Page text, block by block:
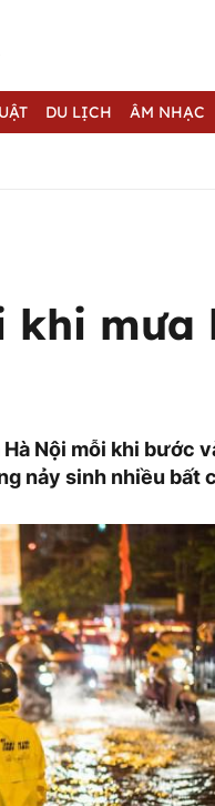
DU LỊCH ÂM NHẠC
khi mưa
Nội mỗi khi bước
nảy sinh nhiều bất